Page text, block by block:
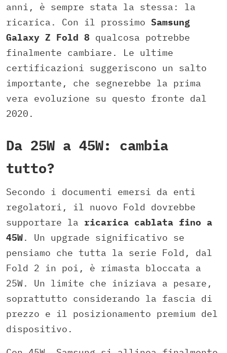
anni, è sempre stata la stessa: la
ricarica. Con il prossimo Samsung
Galaxy Z Fold 8 qualcosa potrebbe
finalmente cambiare. Le ultime
certificazioni suggeriscono un salto
importante, che segnerebbe la prima
vera evoluzione su questo fronte dal
2020.
Da 25W a 45W: cambia
tutto?
Secondo i documenti emersi da enti
regolatori, il nuovo Fold dovrebbe
supportare la ricarica cablata fino a
45W. Un upgrade significativo se
pensiamo che tutta la serie Fold, dal
Fold 2 in poi, è rimasta bloccata a
25W. Un limite che iniziava a pesare,
soprattutto considerando la fascia di
prezzo e il posizionamento premium del
dispositivo.